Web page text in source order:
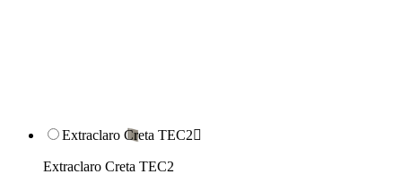
Extraclaro Creta TEC2
Extraclaro Creta TEC2